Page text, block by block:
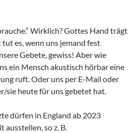
Wirklich? Gottes Hand trägt
es, wenn uns jemand fest
Gebete, gewiss! Aber wie
ein Mensch akustisch hörbar eine
ruft. Oder uns per E-Mail oder
sie heute für uns gebetet hat.
dürfen in England ab 2023
ausstellen, so z. B.